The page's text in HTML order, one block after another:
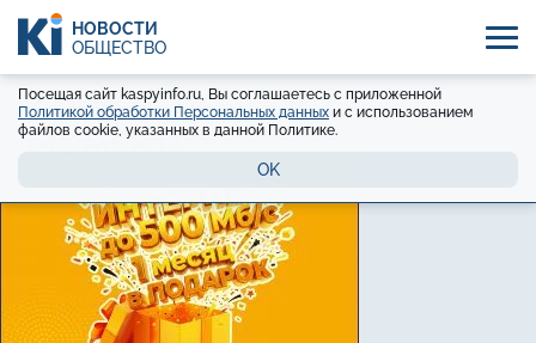
НОВОСТИ
ОБЩЕСТВО
Посещая сайт kaspyinfo.ru, Вы соглашаетесь с приложенной
Политикой обработки Персональных данных и с использованием
файлов cookie, указанных в данной Политике.
OK